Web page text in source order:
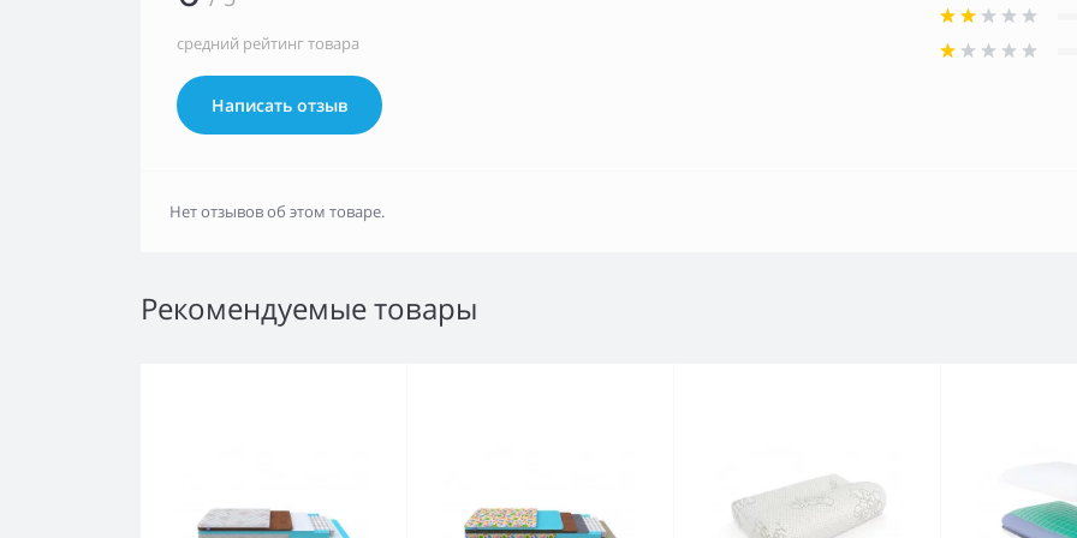
средний рейтинг товара
Написать отзыв
Нет отзывов об этом товаре.
Рекомендуемые товары